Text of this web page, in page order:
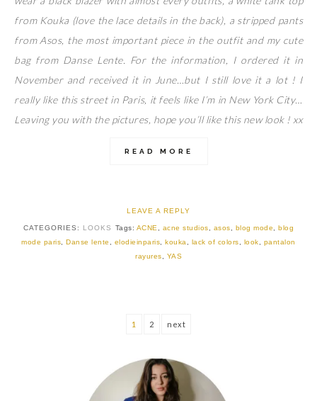
from Kouka (love the lace details in the back), a stripped pants
from Asos, the most important piece in the outfit and my cute
bag from Danse Lente. For the information, I ordered it in
November and received it in June…but I still love it a lot ! I
really like this street in Paris, it feels like I’m in New York City…
Leaving you with the pictures, hope you’ll like this new look ! xx
READ MORE
LEAVE A REPLY
CATEGORIES: LOOKS Tags: ACNE acne studios asos blog mode ,blog
mode paris ,Danse lente elodieinparis ,kouka lack of colors look
pantalon
rayures
YAS
1 2 next